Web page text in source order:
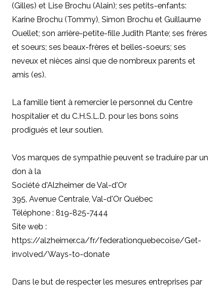
(Gilles) et Lise Brochu (Alain); ses petits-enfants:
Karine Brochu (Tommy), Simon Brochu et Guillaume
Ouellet; son arrière-petite-fille Judith Plante; ses frères
et soeurs; ses beaux-frères et belles-soeurs; ses
neveux et nièces ainsi que de nombreux parents et
amis (es).
La famille tient à remercier le personnel du Centre
hospitalier et du C.H.S.L.D. pour les bons soins
prodigués et leur soutien.
Vos marques de sympathie peuvent se traduire par un
don à la
Société d'Alzheimer de Val-d'Or
395, Avenue Centrale, Val-d'Or Québec
Téléphone : 819-825-7444
Site web :
https://alzheimer.ca/fr/federationquebecoise/Get-
involved/Ways-to-donate
Dans le but de respecter les mesures entreprises par